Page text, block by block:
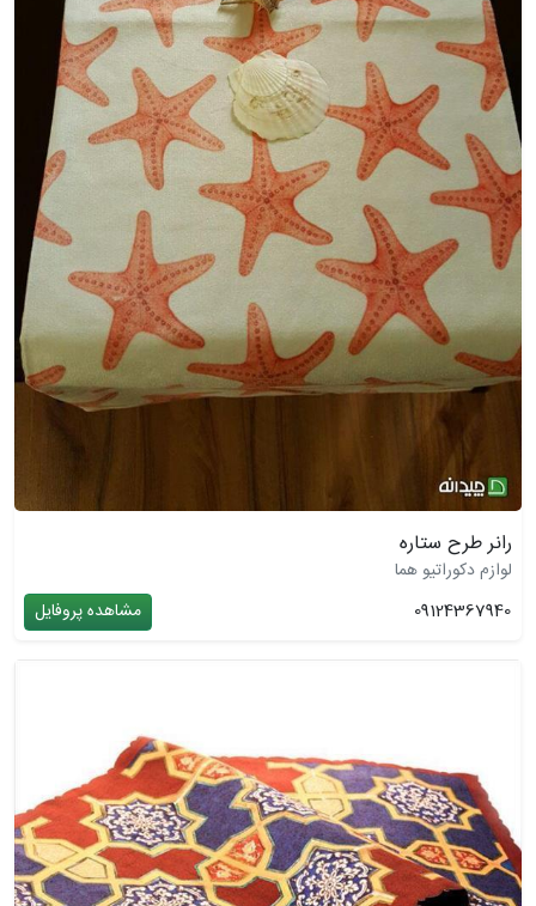
رانر طرح ستاره
لوازم دکوراتیو هما
09124367940
مشاهده پروفایل